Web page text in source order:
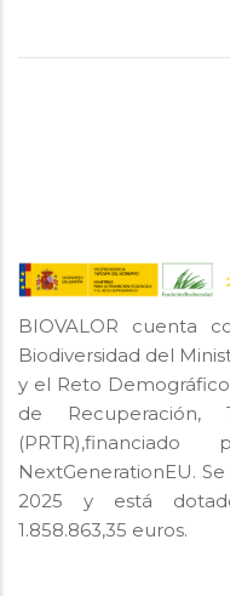
BIOVALOR cuenta
Biodiversidad del
y el Reto
de Recuperación,
NextGenerationEU.
2025 y está
1.858.863,35 euros.